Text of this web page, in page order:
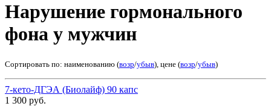
Нарушение гормонального
фона у мужчин
Сортировать по: наименованию (возр/убыв), цене (возр/убыв)
7-кето-ДГЭА (Биолайф) 90 капс
1 300 руб.